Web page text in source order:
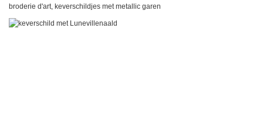
broderie d'art, keverschildjes met metallic garen